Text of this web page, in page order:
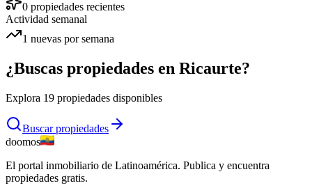
0 propiedades recientes
Actividad semanal
1 nuevas por semana
¿Buscas propiedades en Ricaurte?
Explora 19 propiedades disponibles
Buscar propiedades
doomos
El portal inmobiliario de Latinoamérica. Publica y encuentra
propiedades gratis.